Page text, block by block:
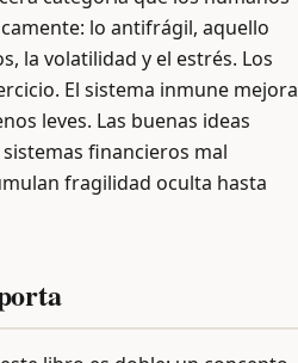
lo antifrágil, aquello
la volatilidad y el estrés. Los
El sistema inmune mejora
leves. Las buenas ideas
financieros mal
fragilidad oculta hasta